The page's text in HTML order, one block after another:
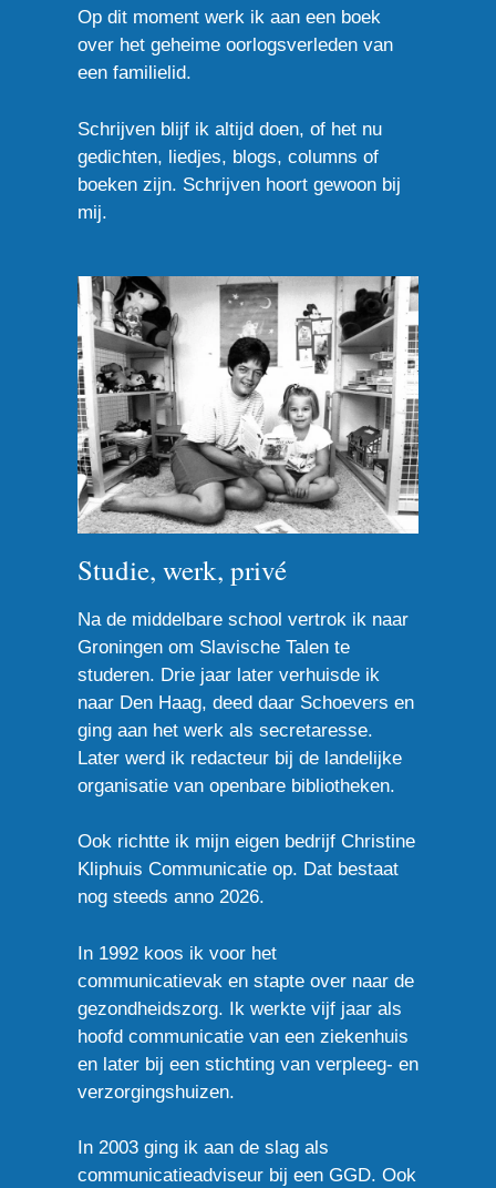
Op dit moment werk ik aan een boek
over het geheime oorlogsverleden van
een familielid.
Schrijven blijf ik altijd doen, of het nu
gedichten, liedjes, blogs, columns of
boeken zijn. Schrijven hoort gewoon bij
mij.
Studie, werk, privé
Na de middelbare school vertrok ik naar
Groningen om Slavische Talen te
studeren. Drie jaar later verhuisde ik
naar Den Haag, deed daar Schoevers en
ging aan het werk als secretaresse.
Later werd ik redacteur bij de landelijke
organisatie van openbare bibliotheken.
Ook richtte ik mijn eigen bedrijf Christine
Kliphuis Communicatie op. Dat bestaat
nog steeds anno 2026.
In 1992 koos ik voor het
communicatievak en stapte over naar de
gezondheidszorg. Ik werkte vijf jaar als
hoofd communicatie van een ziekenhuis
en later bij een stichting van verpleeg- en
verzorgingshuizen.
In 2003 ging ik aan de slag als
communicatieadviseur bij een GGD. Ook